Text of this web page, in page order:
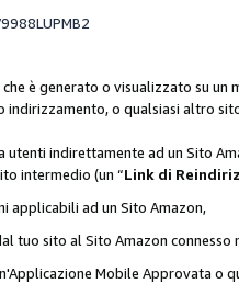
è generato o visualizzato su un
o qualsiasi altro
utenti indirettamente ad un Sito
intermedio (un “Link di
applicabili ad un Sito Amazon,
tuo sito al Sito Amazon
Mobile Approvata o